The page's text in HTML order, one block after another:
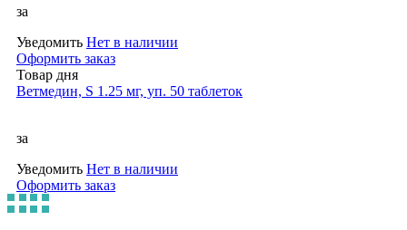
за
Уведомить Нет в наличии
Оформить заказ
Товар дня
Ветмедин, S 1.25 мг, уп. 50 таблеток
за
Уведомить Нет в наличии
Оформить заказ